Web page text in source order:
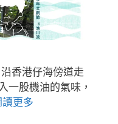
香港仔海傍道走
一股機油的氣味，
讀更多